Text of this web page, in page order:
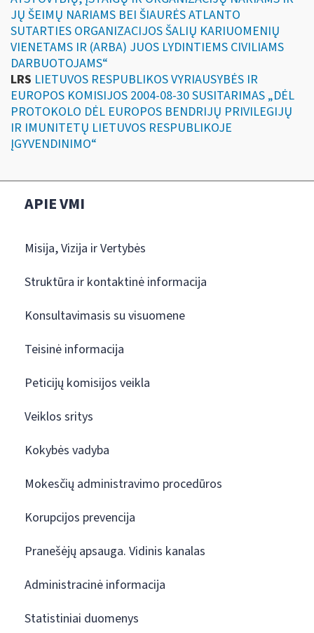
JŲ ŠEIMŲ NARIAMS BEI ŠIAURĖS ATLANTO
SUTARTIES ORGANIZACIJOS ŠALIŲ KARIUOMENIŲ
VIENETAMS IR (ARBA) JUOS LYDINTIEMS CIVILIAMS
DARBUOTOJAMS“
LRS LIETUVOS RESPUBLIKOS VYRIAUSYBĖS IR
EUROPOS KOMISIJOS 2004-08-30 SUSITARIMAS „DĖL
PROTOKOLO DĖL EUROPOS BENDRIJŲ PRIVILEGIJŲ
IR IMUNITETŲ LIETUVOS RESPUBLIKOJE
ĮGYVENDINIMO“
APIE VMI
Misija, Vizija ir Vertybės
Struktūra ir kontaktinė informacija
Konsultavimasis su visuomene
Teisinė informacija
Peticijų komisijos veikla
Veiklos sritys
Kokybės vadyba
Mokesčių administravimo procedūros
Korupcijos prevencija
Pranešėjų apsauga. Vidinis kanalas
Administracinė informacija
Statistiniai duomenys